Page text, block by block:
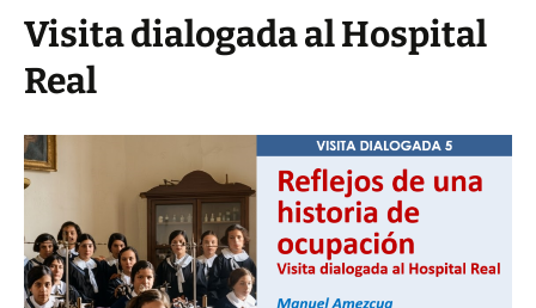
Visita dialogada al Hospital
Real